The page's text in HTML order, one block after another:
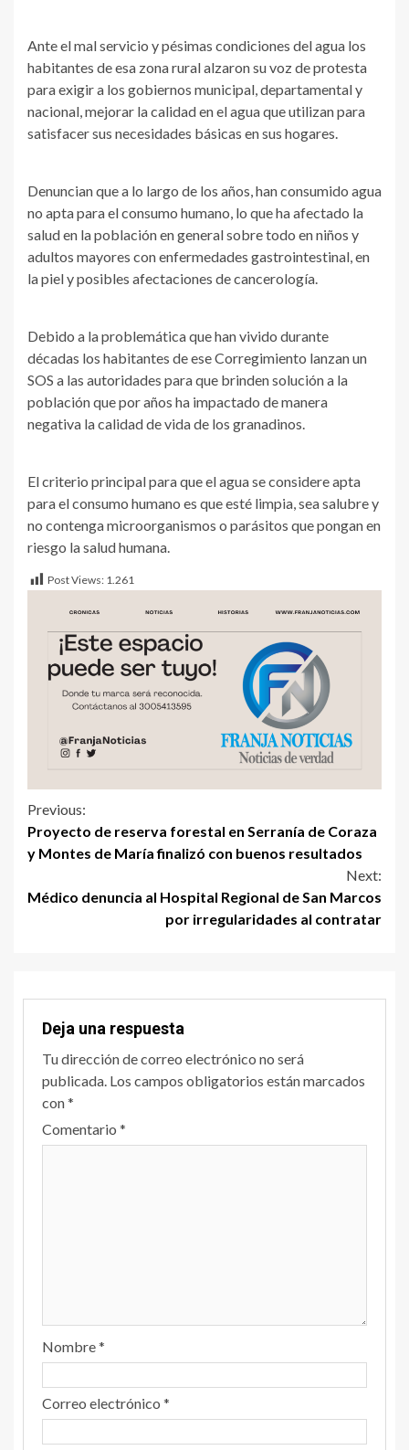
Ante el mal servicio y pésimas condiciones del agua los
habitantes de esa zona rural alzaron su voz de protesta
para exigir a los gobiernos municipal, departamental y
nacional, mejorar la calidad en el agua que utilizan para
satisfacer sus necesidades básicas en sus hogares.
Denuncian que a lo largo de los años, han consumido agua
no apta para el consumo humano, lo que ha afectado la
salud en la población en general sobre todo en niños y
adultos mayores con enfermedades gastrointestinal, en
la piel y posibles afectaciones de cancerología.
Debido a la problemática que han vivido durante
décadas los habitantes de ese Corregimiento lanzan un
SOS a las autoridades para que brinden solución a la
población que por años ha impactado de manera
negativa la calidad de vida de los granadinos.
El criterio principal para que el agua se considere apta
para el consumo humano es que esté limpia, sea salubre y
no contenga microorganismos o parásitos que pongan en
riesgo la salud humana.
Post Views: 1.261
Previous:
Proyecto de reserva forestal en Serranía de Coraza
y Montes de María finalizó con buenos resultados
Next:
Médico denuncia al Hospital Regional de San Marcos
por irregularidades al contratar
Deja una respuesta
Tu dirección de correo electrónico no será
publicada. Los campos obligatorios están marcados
con*
Comentario *
Nombre*
Correo electrónico *